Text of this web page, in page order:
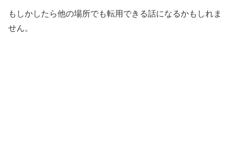
もしかしたら他の場所でも転用できる話になるかもしれま
せん。